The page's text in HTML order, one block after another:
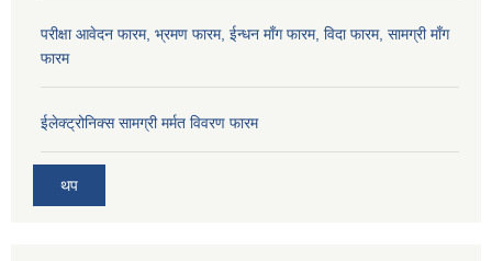
परीक्षा आवेदन फारम, भ्रमण फारम, ईन्धन माँग फारम, विदा फारम, सामग्री माँग
फारम
ईलेक्ट्रोनिक्स सामग्री मर्मत विवरण फारम
थप